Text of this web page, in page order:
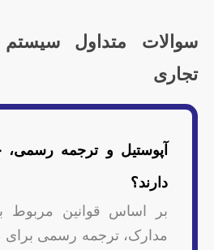
سوالات متداول
تجاری
آپوستیل و ترجمه رسمی،
دارند؟
بر اساس قوانین مربوط
مدارک، ترجمه رسمی